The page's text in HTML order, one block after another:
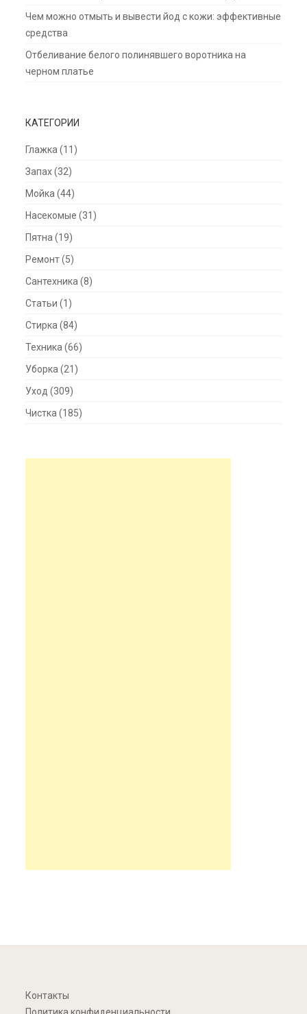
Чем можно отмыть и вывести йод с кожи: эффективные
средства
Отбеливание белого полинявшего воротника на
черном платье
КАТЕГОРИИ
Глажка (11)
Запах(32)
Мойка (44)
Насекомые (31)
Пятна (19)
Ремонт(5)
Сантехника (8)
Статьи (1)
Стирка (84)
Техника (66)
Уборка (21)
Уход (309)
Чистка (185)
Контакты
Политика конфиденциальности